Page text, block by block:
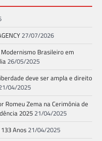
27/07/2026
Brasileiro em
26/05/2025
deve ser ampla e direito
04/2025
Romeu Zema na Cerimônia de
2025 21/04/2025
Anos 21/04/2025